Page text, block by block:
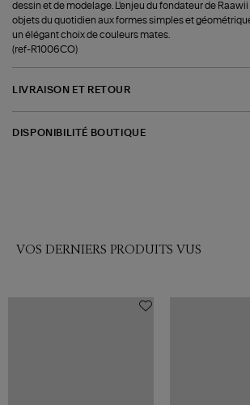
dessin et de modelage. L'enjeu du fondateur de
objets du quotidien aux formes simples et
un élégant choix de couleurs mates.
(ref-R1006CO)
LIVRAISON ET RETOUR
DISPONIBILITÉ BOUTIQUE
VOS DERNIERS PRODUITS VUS